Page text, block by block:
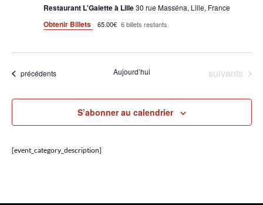
Restaurant L'Gaiette à Lille30 rue Masséna, Lille, France
Obtenir Billets 65.00€ 6 billets restants
Évènements
précédents Aujourd’hui Évènements
suivants
S’abonner au calendrier
[event_category_description]